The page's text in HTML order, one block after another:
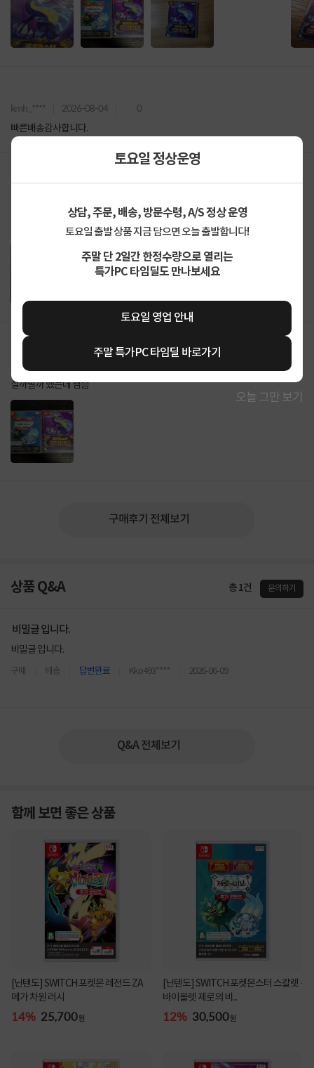
토요일 정상운영
상담, 주문, 배송, 방문수령, A/S 정상 운영
토요일 출발 상품 지금 담으면 오늘 출발합니다!
주말 단 2일간 한정수량으로 열리는
특가PC 타임딜도 만나보세요
토요일 영업 안내
주말 특가PC 타임딜 바로가기
오늘 그만 보기
kmh_**** 2026-08-04 0
빠른배송감사합니다.
스위치로 했다가 렉 너무 심해서 포기했는데 스위치2로 선녀처럼 돌아간다 그래
서 재도전 입니다 ~ 이번에는 재밌게 할 수 있기를 ~ ...
jkes****
살까말까 했는데 잼슴
구매후기 전체보기
상품 Q&A 총 1건 문의하기
비밀글 입니다.
비밀글 입니다.
구매 배송 답변완료 Kko493**** 2026-06-09
Q&A 전체보기
함께 보면 좋은 상품
[닌텐도] SWITCH 포켓몬 레전드 ZA
메가 차원 러시
14% 25,700원
[닌텐도] SWITCH 포켓몬스터 스칼렛 ·
바이올렛 제로의 비...
12% 30,500원